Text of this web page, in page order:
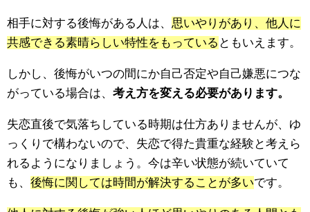
相手に対する後悔がある人は、 思いやりがあり、他人に
共感できる素晴らしい特性をもっている ともいえます。
しかし、後悔がいつの間にか自己否定や自己嫌悪につな
がっている場合は、 考え方を変える必要があります。
失恋直後で気落ちしている時期は仕方ありませんが、ゆ
っくりで構わないので、失恋で得た貴重な経験と考えら
れるようになりましょう。今は辛い状態が続いていて
も、 後悔に関しては時間が解決することが多いです。